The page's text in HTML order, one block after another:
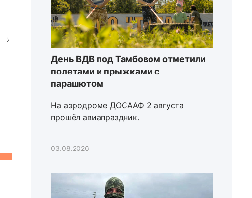
День ВДВ под Тамбовом отметили
полетами и прыжками с
парашютом
На аэродроме ДОСААФ 2 августа
прошёл авиапраздник.
03.08.2026